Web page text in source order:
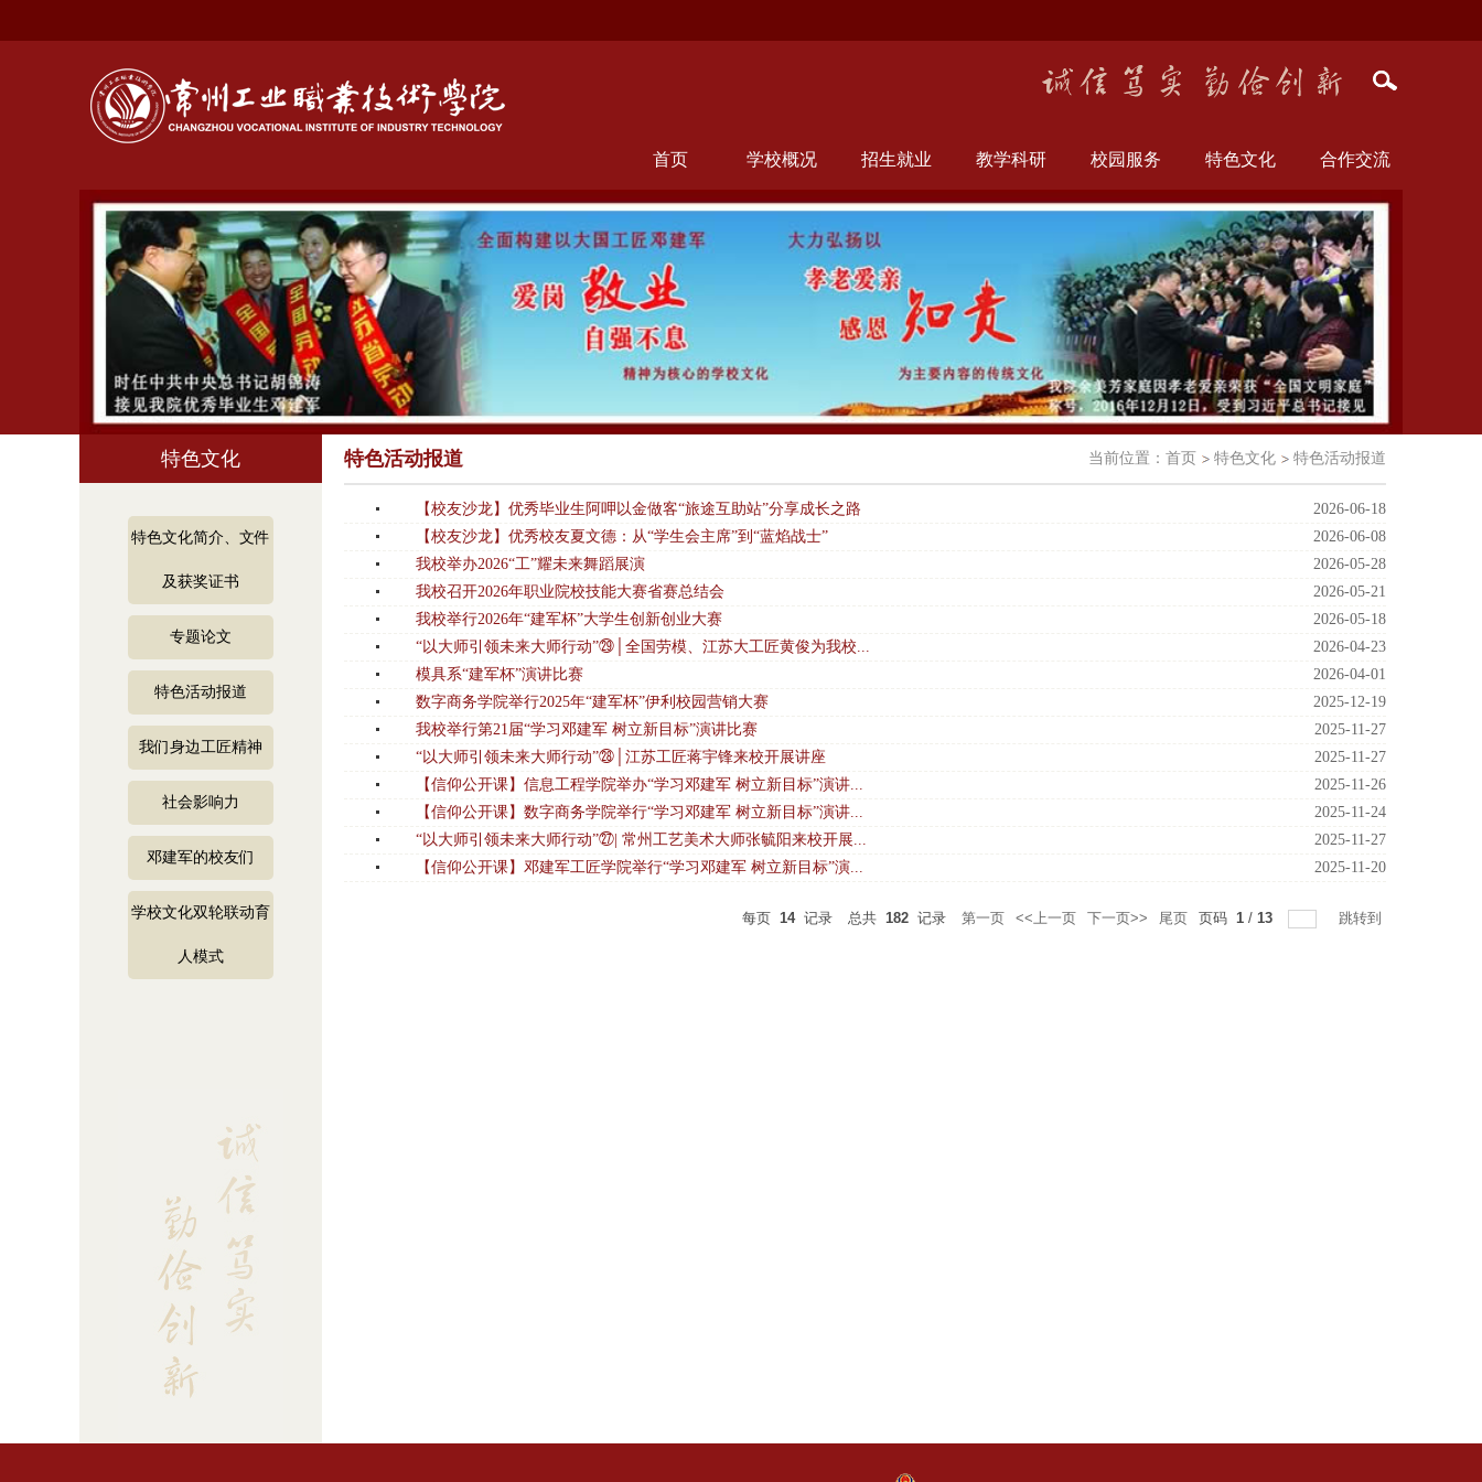
首页 学校概况 招生就业 教学科研 校园服务 特色文化 合作交流
特色文化
特色文化简介、文件
及获奖证书
专题论文
特色活动报道
我们身边工匠精神
社会影响力
邓建军的校友们
学校文化双轮联动育
人模式
特色活动报道 当前位置： 首页 特色文化 特色活动报道
【校友沙龙】优秀毕业生阿呷以金做客“旅途互助站”分享成长之路
2026-06-18
【校友沙龙】优秀校友夏文德：从“学生会主席”到“蓝焰战士”
2026-06-08
我校举办2026“工”耀未来舞蹈展演
2026-05-28
我校召开2026年职业院校技能大赛省赛总结会
2026-05-21
我校举行2026年“建军杯”大学生创新创业大赛
2026-05-18
“以大师引领未来大师行动”㉙│全国劳模、江苏大工匠黄俊为我校...
2026-04-23
模具系“建军杯”演讲比赛
2026-04-01
数字商务学院举行2025年“建军杯”伊利校园营销大赛
2025-12-19
我校举行第21届“学习邓建军 树立新目标”演讲比赛
2025-11-27
“以大师引领未来大师行动”㉘│江苏工匠蒋宇锋来校开展讲座
2025-11-27
【信仰公开课】信息工程学院举办“学习邓建军 树立新目标”演讲...
2025-11-26
【信仰公开课】数字商务学院举行“学习邓建军 树立新目标”演讲...
2025-11-24
“以大师引领未来大师行动”㉗| 常州工艺美术大师张毓阳来校开展...
2025-11-27
【信仰公开课】邓建军工匠学院举行“学习邓建军 树立新目标”演...
2025-11-20
每页 14 记录 总共 182 记录 第一页 <<上一页 下一页>> 尾页 页码 1 / 13 跳转到